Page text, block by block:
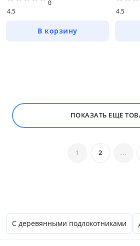
4.5
0
В корзину
4.5
ПОКАЗАТЬ ЕЩЕ
1 2 ...
С деревянными подлокотниками